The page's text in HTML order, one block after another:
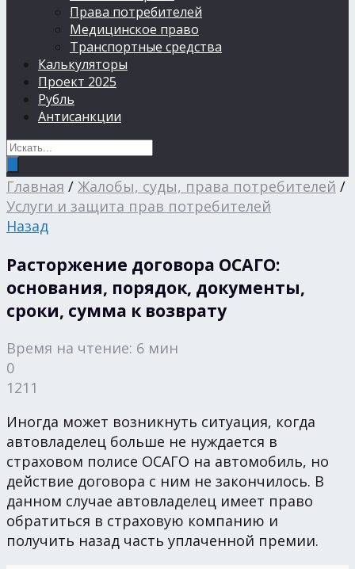
Права потребителей
Медицинское право
Транспортные средства
Калькуляторы
Проект 2025
Рубль
Антисанкции
Главная / Жалобы, суды, права потребителей /
Услуги и защита прав потребителей
Назад
Расторжение договора ОСАГО:
основания, порядок, документы,
сроки, сумма к возврату
Время на чтение: 6 мин
0
1211
Иногда может возникнуть ситуация, когда
автовладелец больше не нуждается в
страховом полисе ОСАГО на автомобиль, но
действие договора с ним не закончилось. В
данном случае автовладелец имеет право
обратиться в страховую компанию и
получить назад часть уплаченной премии.